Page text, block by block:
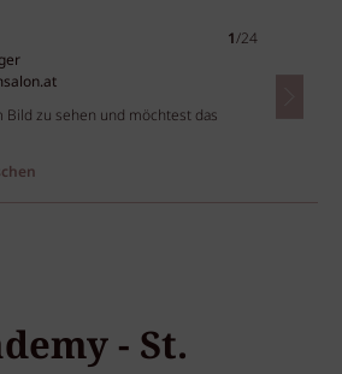
1/24
Bild zu sehen und möchtest das
- St.